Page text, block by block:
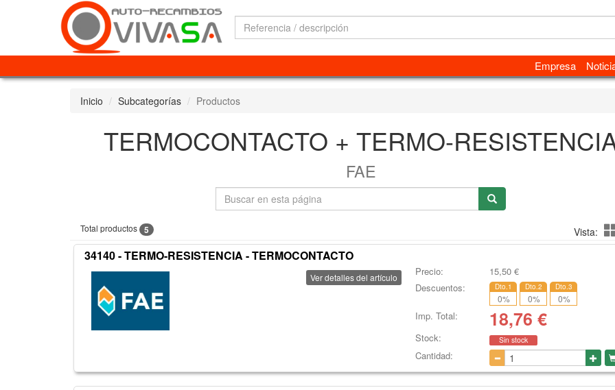
Empresa
Inicio Subcategorías Productos
TERMOCONTACTO + TERMO-
FAE
Total productos 5 Vista:
34140 - TERMO-RESISTENCIA - TERMOCONTACTO
Ver detalles del artículo Precio: 15,50 €
Descuentos:
Dto.1
0%
Dto.2
0%
Dto.3
0%
Imp. Total: 18,76 €
Stock: Sin stock
Cantidad: